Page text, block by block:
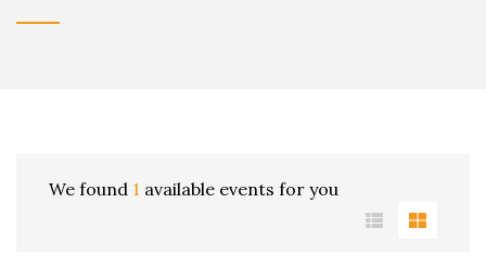
We found 1 available events for you